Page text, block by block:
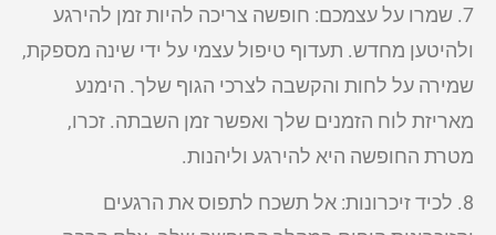
7. שמרו על עצמכם: חופשה צריכה להיות זמן להירגע
ולהיטען מחדש. תעדוף טיפול עצמי על ידי שינה מספקת,
שמירה על לחות והקשבה לצרכי הגוף שלך. הימנע
מאריזת לוח הזמנים שלך ואפשר זמן השבתה. זכרו,
מטרת החופשה היא להירגע וליהנות.
8. לכיד זיכרונות: אל תשכח לתפוס את הרגעים